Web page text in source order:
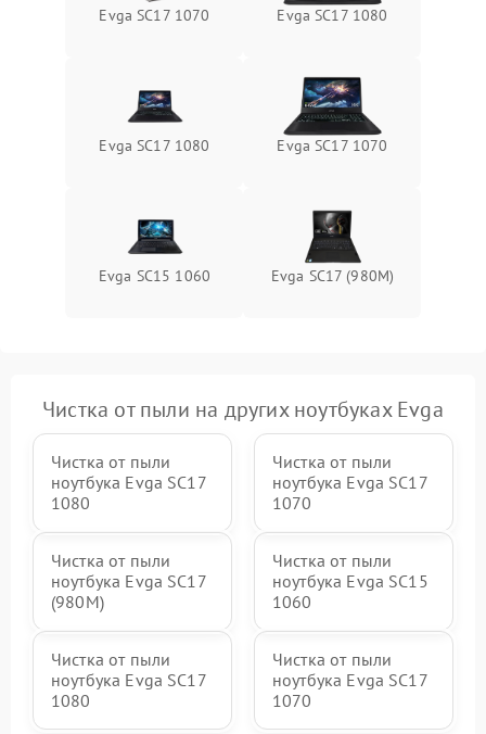
Evga SC17 1070 Evga SC17 1080
Evga SC17 1080 Evga SC17 1070
Evga SC15 1060 Evga SC17 (980M)
Чистка от пыли на других ноутбуках Evga
Чистка от пыли
ноутбука Evga SC17
1080
Чистка от пыли
ноутбука Evga SC17
1070
Чистка от пыли
ноутбука Evga SC17
(980M)
Чистка от пыли
ноутбука Evga SC15
1060
Чистка от пыли
ноутбука Evga SC17
1080
Чистка от пыли
ноутбука Evga SC17
1070